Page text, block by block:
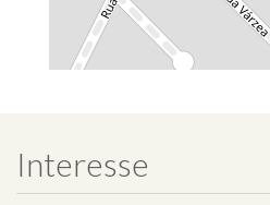
Interesse